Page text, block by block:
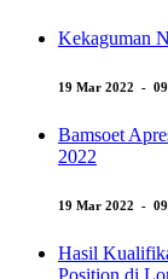
Kekaguman
19 Mar 2022 -
Bamsoet
2022
19 Mar 2022 -
Hasil
Position di